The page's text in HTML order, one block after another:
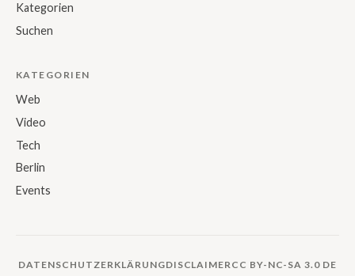
Kategorien
Suchen
KATEGORIEN
Web
Video
Tech
Berlin
Events
DATENSCHUTZERKLÄRUNGDISCLAIMERCC BY-NC-SA 3.0 DE